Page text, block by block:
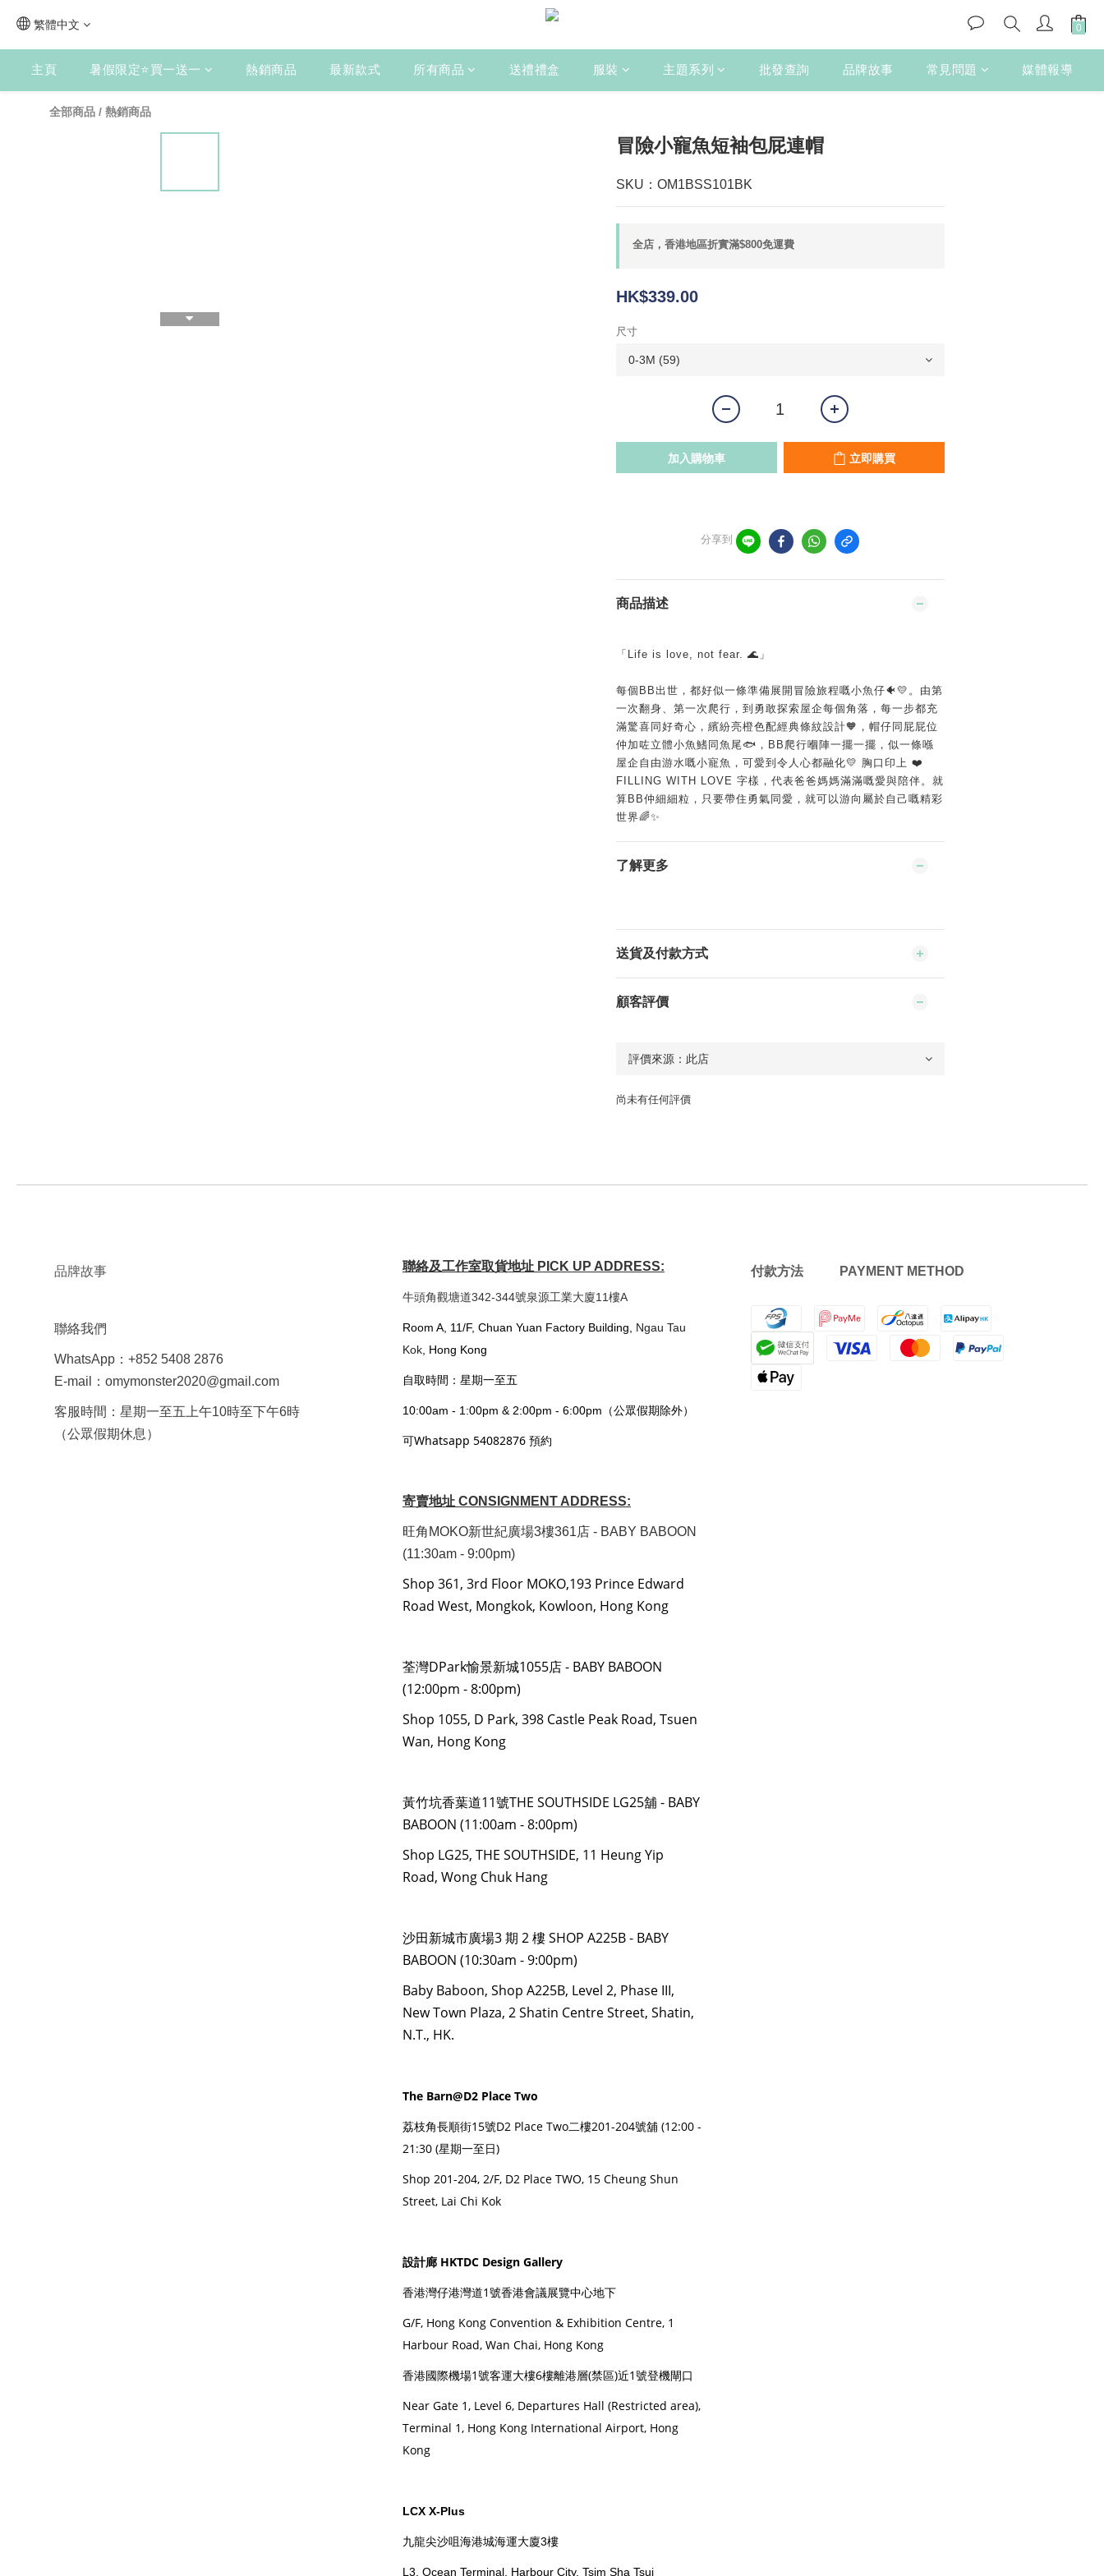
繁體中文
主頁 暑假限定⭐買一送一 熱銷商品 最新款式 所有商品 送禮禮盒 服裝 主題系列 批發查詢 品牌故事 常見問題 媒體報導
全部商品 / 熱銷商品
冒險小寵魚短袖包屁連帽
SKU：OM1BSS101BK
全店，香港地區折實滿$800免運費
HK$339.00
尺寸
加入購物車 立即購買
分享到
商品描述
「Life is love, not fear. 🌊」
每個BB出世，都好似一條準備展開冒險旅程嘅小魚仔🐠💛。由第
一次翻身、第一次爬行，到勇敢探索屋企每個角落，每一步都充
滿驚喜同好奇心，繽紛亮橙色配經典條紋設計🧡，帽仔同屁屁位
仲加咗立體小魚鰭同魚尾🐟，BB爬行嗰陣一擺一擺，似一條喺
屋企自由游水嘅小寵魚，可愛到令人心都融化💛 胸口印上 ❤️
FILLING WITH LOVE 字樣，代表爸爸媽媽滿滿嘅愛與陪伴。就
算BB仲細細粒，只要帶住勇氣同愛，就可以游向屬於自己嘅精彩
世界🌈✨
了解更多
送貨及付款方式
顧客評價
尚未有任何評價
品牌故事
聯絡我們
WhatsApp：+852 5408 2876
E-mail：omymonster2020@gmail.com
客服時間：星期一至五上午10時至下午6時
（公眾假期休息）
聯絡及工作室取貨地址 PICK UP ADDRESS:
牛頭角觀塘道342-344號泉源工業大廈11樓A
Room A, 11/F, Chuan Yuan Factory Building, Ngau Tau
Kok , Hong Kong
自取時間：星期一至五
10:00am - 1:00pm & 2:00pm - 6:00pm（公眾假期除外）
可Whatsapp 54082876 預約
寄賣地址 CONSIGNMENT ADDRESS:
旺角MOKO新世紀廣場3樓361店 - BABY BABOON
(11:30am - 9:00pm)
Shop 361, 3rd Floor MOKO,193 Prince Edward
Road West, Mongkok, Kowloon, Hong Kong
荃灣DPark愉景新城1055店 - BABY BABOON
(12:00pm - 8:00pm)
Shop 1055, D Park, 398 Castle Peak Road, Tsuen
Wan, Hong Kong
黃竹坑香葉道11號THE SOUTHSIDE LG25舖 - BABY
BABOON (11:00am - 8:00pm)
Shop LG25, THE SOUTHSIDE, 11 Heung Yip
Road, Wong Chuk Hang
沙田新城市廣場3 期 2 樓 SHOP A225B - BABY
BABOON (10:30am - 9:00pm)
Baby Baboon, Shop A225B, Level 2, Phase III,
New Town Plaza, 2 Shatin Centre Street, Shatin,
N.T., HK.
The Barn@D2 Place Two
荔枝角長順街15號D2 Place Two二樓201-204號舖 (12:00 -
21:30 (星期一至日)
Shop 201-204, 2/F, D2 Place TWO, 15 Cheung Shun
Street, Lai Chi Kok
設計廊 HKTDC Design Gallery
香港灣仔港灣道1號香港會議展覽中心地下
G/F, Hong Kong Convention & Exhibition Centre, 1
Harbour Road, Wan Chai, Hong Kong
香港國際機場1號客運大樓6樓離港層(禁區)近1號登機閘口
Near Gate 1, Level 6, Departures Hall (Restricted area),
Terminal 1, Hong Kong International Airport, Hong
Kong
LCX X-Plus
九龍尖沙咀海港城海運大廈3樓
L3, Ocean Terminal, Harbour City, Tsim Sha Tsui
付款方法 PAYMENT METHOD